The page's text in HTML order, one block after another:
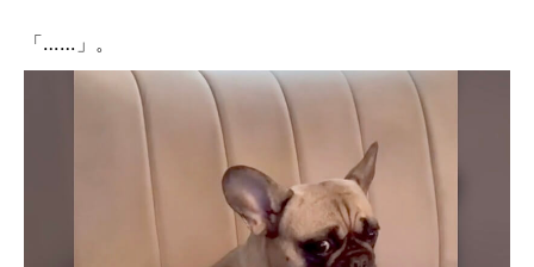
「……」。